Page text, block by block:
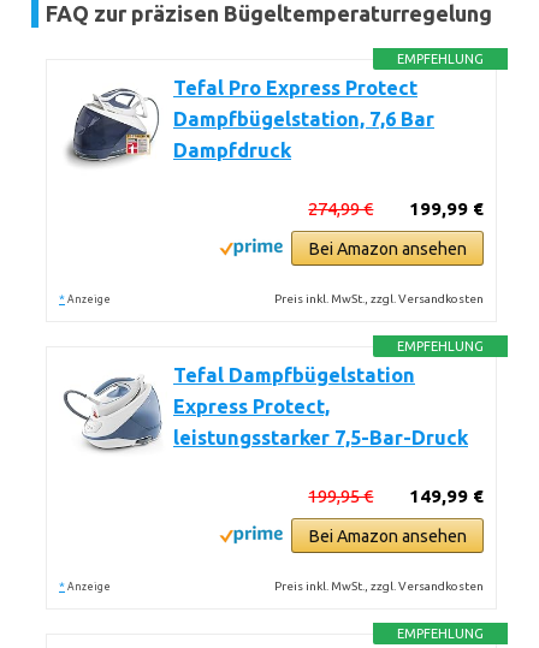
FAQ zur präzisen Bügeltemperaturregelung
EMPFEHLUNG
Tefal Pro Express Protect
Dampfbügelstation, 7,6 Bar
Dampfdruck
199,99 €
274,99 €
Bei Amazon ansehen
* Anzeige Preis inkl. MwSt., zzgl. Versandkosten
EMPFEHLUNG
Tefal Dampfbügelstation
Express Protect,
leistungsstarker 7,5-Bar-Druck
149,99 €
199,95 €
Bei Amazon ansehen
* Anzeige Preis inkl. MwSt., zzgl. Versandkosten
EMPFEHLUNG